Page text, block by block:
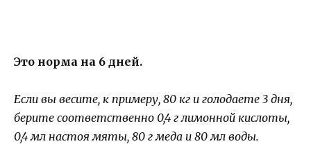
Это норма на 6 дней.
Если вы весите, к примеру, 80 кг и голодаете 3 дня,
берите соответственно 0,4 г лимонной кислоты,
0,4 мл настоя мяты, 80 г меда и 80 мл воды.